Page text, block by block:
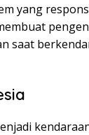
yang
saat